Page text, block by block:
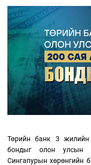
Төрийн банк 3 жилийн
бондыг олон улсын
Сингапурын хөрөнгийн